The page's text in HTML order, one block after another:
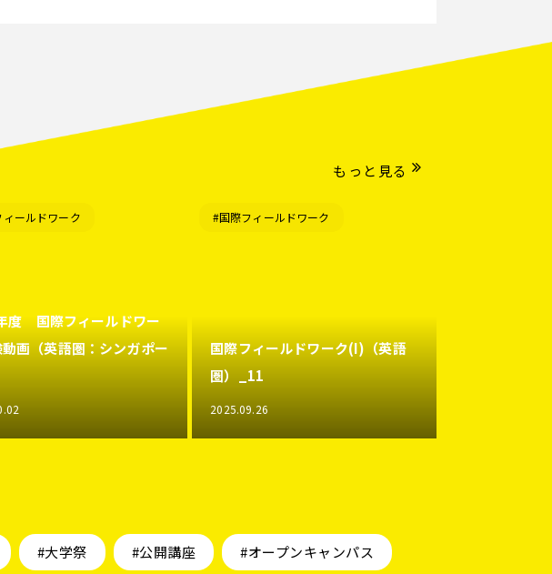
もっと見る
度 国際フィールドワー
画（英語圏：シンガポー
ールドワーク
国際フィールドワーク(I)（英語
圏）_11
2025.09.26
#国際フィールドワーク
#大学祭 #公開講座 #オープンキャンパス